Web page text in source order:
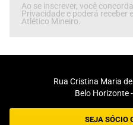
Ao se inscrever, você
Privacidade e poderá receber
Atlético Mineiro.
Rua Cristina Maria
Belo Horizonte
SEJA SÓCIO